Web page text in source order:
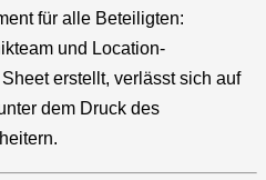
für alle Beteiligten:
und Location-
erstellt, verlässt sich auf
dem Druck des